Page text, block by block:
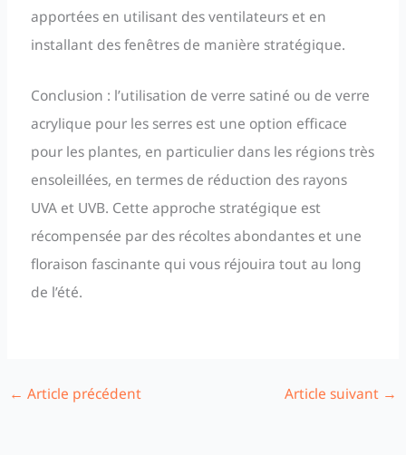
apportées en utilisant des ventilateurs et en
installant des fenêtres de manière stratégique.
Conclusion : l’utilisation de verre satiné ou de verre
acrylique pour les serres est une option efficace
pour les plantes, en particulier dans les régions très
ensoleillées, en termes de réduction des rayons
UVA et UVB. Cette approche stratégique est
récompensée par des récoltes abondantes et une
floraison fascinante qui vous réjouira tout au long
de l’été.
← Article précédent Article suivant →